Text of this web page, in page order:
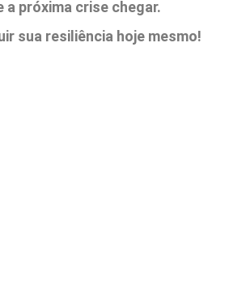
a próxima crise chegar.
sua resiliência hoje mesmo!